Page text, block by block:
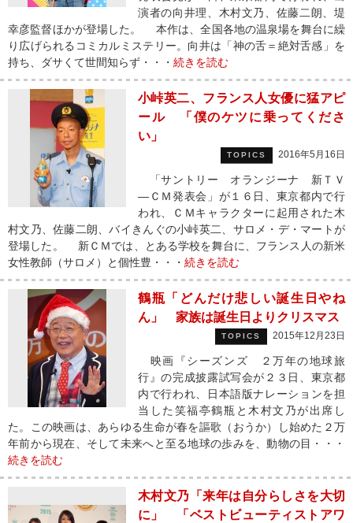
演者の向井理、木村文乃、佐藤二朗、堤
幸彦監督ほかが登場した。 本作は、全国各地の温泉場を舞台に繰
り広げられるコミカルミステリー。向井は「神の舌＝絶対舌感」を
持ち、ダサくて世間知らず・・・ 続きを読む
小峠英二、フランス人女優に猛アピ
ール 「僕のケツに乗ってくださ
い」
TOPICS 2016年5月16日
「サントリー オランジーナ 新ＴＶ
―ＣＭ発表会」が１６日、東京都内で行
われ、ＣＭキャラクターに起用された木
村文乃、佐藤二朗、バイきんぐの小峠英二、サロメ・デ・マートが
登場した。 新ＣＭでは、とある学校を舞台に、フランス人の新米
女性教師（サロメ）と個性豊・・・ 続きを読む
鶴瓶「どんだけ悲しい誕生日やね
ん」 家族は誕生日よりクリスマス
TOPICS 2015年12月23日
映画『シーズンズ ２万年の地球旅
行』の完成披露試写会が２３日、東京都
内で行われ、日本語版ナレーションを担
当した笑福亭鶴瓶と木村文乃が出席し
た。この映画は、あらゆる生命が春を謳歌（おうか）し始めた２万
年前から現在、そして未来へと至る地球の歩みを、動物の目・・・
続きを読む
木村文乃「来年は自分らしさを大切
に」 「ベストビューティストアワ